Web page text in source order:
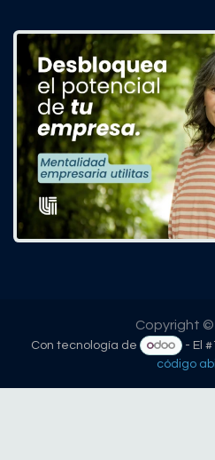
Copyright
Con tecnología de - El
código